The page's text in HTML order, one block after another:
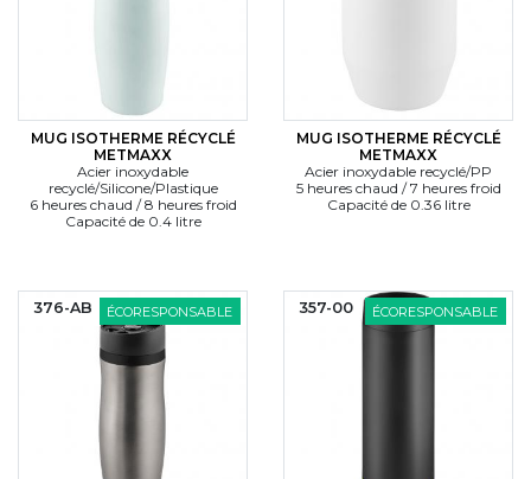
MUG ISOTHERME RÉCYCLÉ
METMAXX
Acier inoxydable
recyclé/Silicone/Plastique
6 heures chaud / 8 heures froid
Capacité de 0.4 litre
MUG ISOTHERME RÉCYCLÉ
METMAXX
Acier inoxydable recyclé/PP
5 heures chaud / 7 heures froid
Capacité de 0.36 litre
ÉCORESPONSABLE
376-AB ÉCORESPONSABLE
357-00